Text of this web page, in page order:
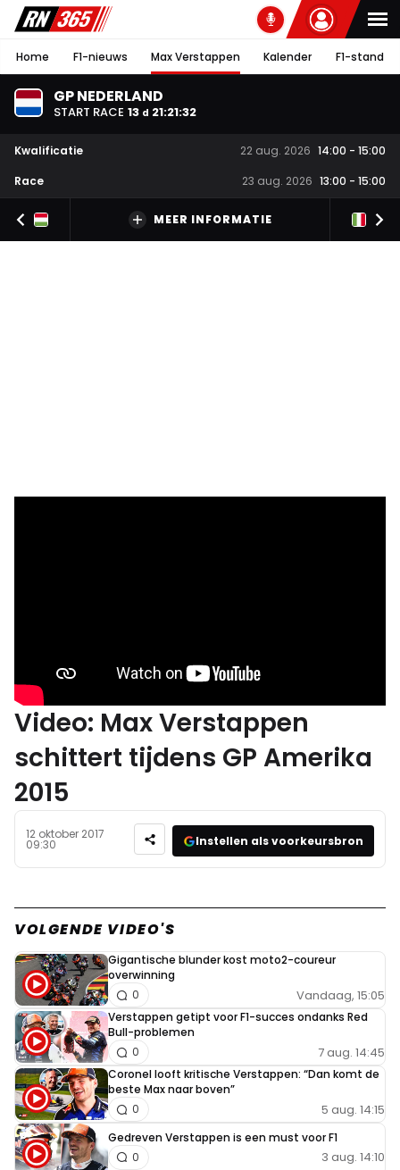
Home F1-nieuws Max Verstappen Kalender F1-stand
GP NEDERLAND
START RACE 13 d 21:21:31
Kwalificatie 22 aug. 2026 14:00 - 15:00
Race
23 aug. 2026 13:00 - 15:00
MEER INFORMATIE
Video: Max Verstappen
schittert tijdens GP Amerika
2015
12 oktober 2017
09:30 Instellen als voorkeursbron
VOLGENDE VIDEO'S
Gigantische blunder kost moto2-coureur
overwinning
Vandaag, 15:05
0
Verstappen getipt voor F1-succes ondanks Red
Bull-problemen
7 aug. 14:45
0
Coronel looft kritische Verstappen: “Dan komt de
beste Max naar boven”
5 aug. 14:15
0
Gedreven Verstappen is een must voor F1
3 aug. 14:10
0